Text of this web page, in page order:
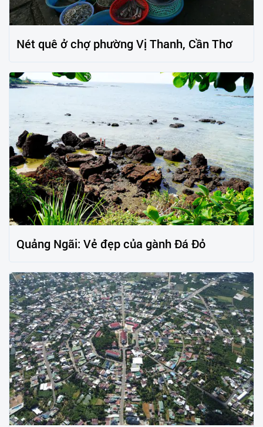
Nét quê ở chợ phường Vị Thanh, Cần Thơ
Quảng Ngãi: Vẻ đẹp của gành Đá Đỏ